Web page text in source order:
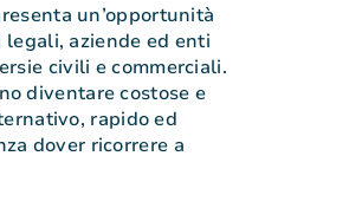
un’opportunità
aziende ed enti
civili e commerciali.
diventare costose e
rapido ed
dover ricorrere a